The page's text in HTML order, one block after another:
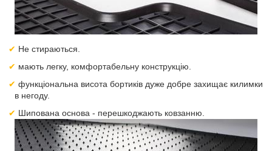
Не стираються.
мають легку, комфортабельну конструкцію.
функціональна висота бортиків дуже добре захищає килимки
в негоду.
Шипована основа - перешкоджають ковзанню.